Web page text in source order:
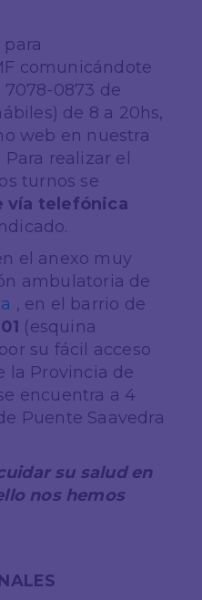
comunicándote
0873 de
de 8 a 20hs,
web en nuestra
. Para realizar el
turnos se
vía telefónica
el anexo muy
ambulatoria de
, en el barrio de
(esquina
su fácil acceso
la Provincia de
encuentra a 4
Puente Saavedra
su salud en
nos hemos